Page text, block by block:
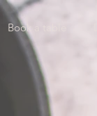
Book a table